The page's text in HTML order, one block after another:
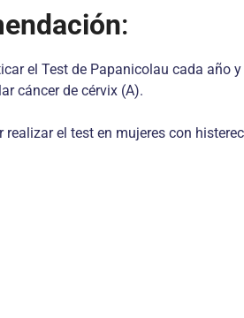
:
el Test de Papanicolau cada año
cáncer de cérvix (A).
realizar el test en mujeres con